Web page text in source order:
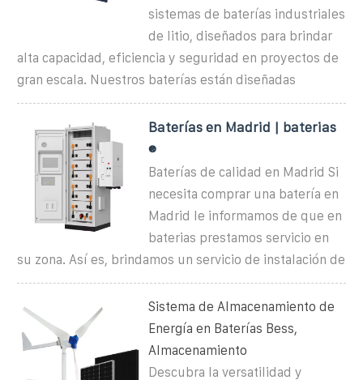
sistemas de baterías industriales
de litio, diseñados para brindar
alta capacidad, eficiencia y seguridad en proyectos de
gran escala. Nuestros baterías están diseñadas
Baterías en Madrid | baterias
®
Baterías de calidad en Madrid Si
necesita comprar una batería en
Madrid le informamos de que en
baterias prestamos servicio en
su zona. Así es, brindamos un servicio de instalación de
Sistema de Almacenamiento de
Energía en Baterías Bess,
Almacenamiento
Descubra la versatilidad y